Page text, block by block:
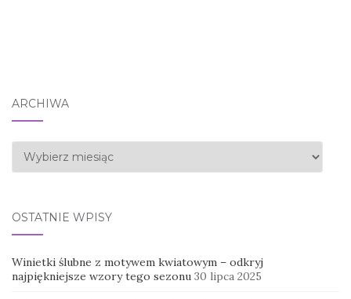
ARCHIWA
Archiwa
OSTATNIE WPISY
Winietki ślubne z motywem kwiatowym – odkryj
najpiękniejsze wzory tego sezonu 30 lipca 2025